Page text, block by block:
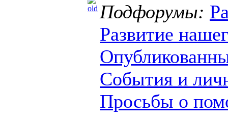
Подфорумы:
Развитие
События и
Просьбы о